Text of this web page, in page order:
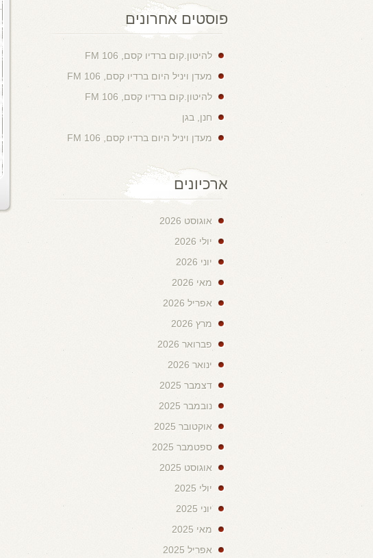
פוסטים אחרונים
להיטון.קום ברדיו קסם, 106 FM
מעדן ויניל היום ברדיו קסם, 106 FM
להיטון.קום ברדיו קסם, 106 FM
חנן, בגן
מעדן ויניל היום ברדיו קסם, 106 FM
ארכיונים
אוגוסט 2026
יולי 2026
יוני 2026
מאי 2026
אפריל 2026
מרץ 2026
פברואר 2026
ינואר 2026
דצמבר 2025
נובמבר 2025
אוקטובר 2025
ספטמבר 2025
אוגוסט 2025
יולי 2025
יוני 2025
מאי 2025
אפריל 2025